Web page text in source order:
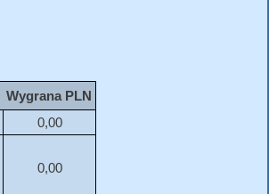
Wygrana PLN
0,00
0,00